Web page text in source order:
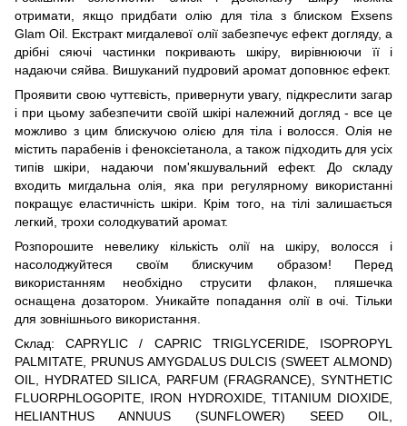
отримати, якщо придбати олію для тіла з блиском Exsens
Glam Oil. Екстракт мигдалевої олії забезпечує ефект догляду, а
дрібні сяючі частинки покривають шкіру, вирівнюючи її і
надаючи сяйва. Вишуканий пудровий аромат доповнює ефект.
Проявити свою чуттєвість, привернути увагу, підкреслити загар
і при цьому забезпечити своїй шкірі належний догляд - все це
можливо з цим блискучою олією для тіла і волосся. Олія не
містить парабенів і феноксіетанола, а також підходить для усіх
типів шкіри, надаючи пом'якшувальний ефект. До складу
входить мигдальна олія, яка при регулярному використанні
покращує еластичність шкіри. Крім того, на тілі залишається
легкий, трохи солодкуватий аромат.
Розпорошите невелику кількість олії на шкіру, волосся і
насолоджуйтеся своїм блискучим образом! Перед
використанням необхідно струсити флакон, пляшечка
оснащена дозатором. Уникайте попадання олії в очі. Тільки
для зовнішнього використання.
Склад: CAPRYLIC / CAPRIC TRIGLYCERIDE, ISOPROPYL
PALMITATE, PRUNUS AMYGDALUS DULCIS (SWEET ALMOND)
OIL, HYDRATED SILICA, PARFUM (FRAGRANCE), SYNTHETIC
FLUORPHLOGOPITE, IRON HYDROXIDE, TITANIUM DIOXIDE,
HELIANTHUS ANNUUS (SUNFLOWER) SEED OIL,